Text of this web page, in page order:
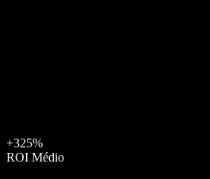
+325%
ROI Médio